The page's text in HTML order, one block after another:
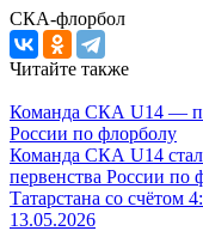
СКА-флорбол
Читайте также
Команда СКА U14 —
России по флорболу
Команда СКА U14
первенства России по
Татарстана со счётом
13.05.2026